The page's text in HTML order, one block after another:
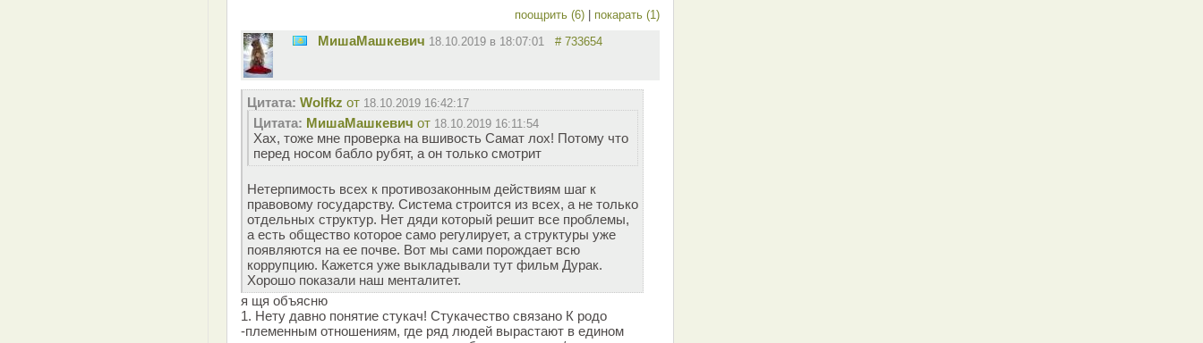
поощрить (6) покарать (1)
MишаМашкевич 18.10.2019 в 18:07:01 # 733654
Цитата: Wolfkz от 18.10.2019 16:42:17
Цитата: MишаМашкевич от 18.10.2019 16:11:54
Хах, тоже мне проверка на вшивость Самат лох! Потому что
перед носом бабло рубят, а он только смотрит
Нетерпимость всех к противозаконным действиям шаг к
правовому государству. Система строится из всех, а не только
отдельных структур. Нет дяди который решит все проблемы,
а есть общество которое само регулирует, а структуры уже
появляются на ее почве. Вот мы сами порождает всю
коррупцию. Кажется уже выкладывали тут фильм Дурак.
Хорошо показали наш менталитет.
я щя объясню
1. Нету давно понятие стукач! Стукачество связано К родо
-племенным отношениям, где ряд людей вырастают в едином